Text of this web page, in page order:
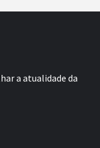
a atualidade da